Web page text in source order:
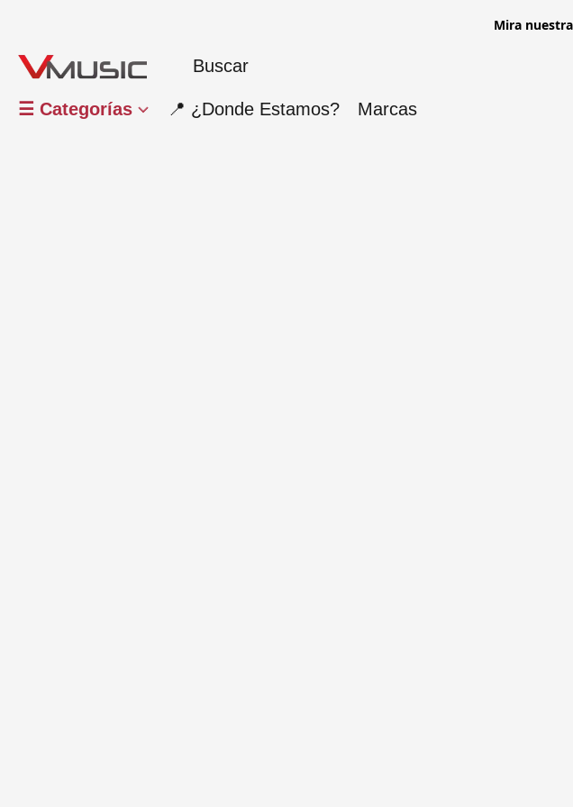
Mira
☰ Categorías 📍 ¿Donde Estamos? Marcas